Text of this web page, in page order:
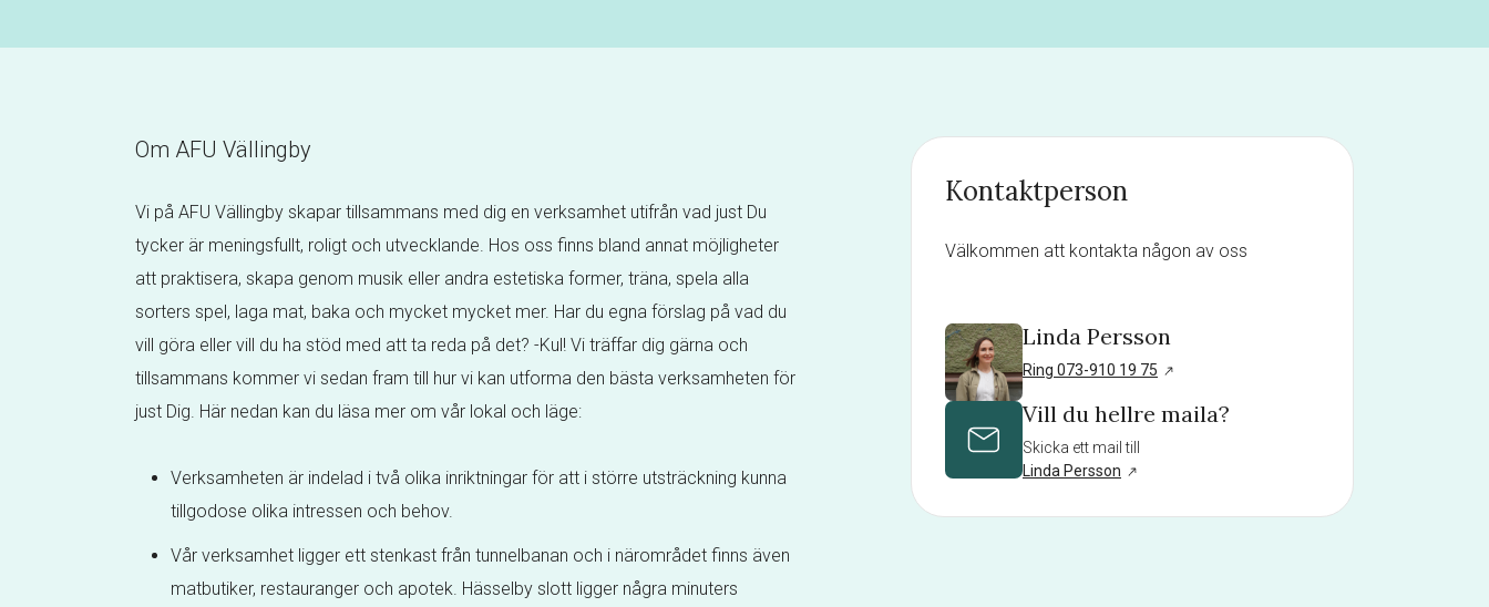
Om AFU Vällingby
Vi på AFU Vällingby skapar tillsammans med dig en verksamhet utifrån vad just Du
tycker är meningsfullt, roligt och utvecklande. Hos oss finns bland annat möjligheter
att praktisera, skapa genom musik eller andra estetiska former, träna, spela alla
sorters spel, laga mat, baka och mycket mycket mer. Har du egna förslag på vad du
vill göra eller vill du ha stöd med att ta reda på det? -Kul! Vi träffar dig gärna och
tillsammans kommer vi sedan fram till hur vi kan utforma den bästa verksamheten för
just Dig. Här nedan kan du läsa mer om vår lokal och läge:
Verksamheten är indelad i två olika inriktningar för att i större utsträckning kunna
tillgodose olika intressen och behov.
Vår verksamhet ligger ett stenkast från tunnelbanan och i närområdet finns även
matbutiker, restauranger och apotek. Hässelby slott ligger några minuters
Kontaktperson
Välkommen att kontakta någon av oss
Linda Persson
Ring 073-910 19 75
Vill du hellre maila?
Skicka ett mail till
Linda Persson